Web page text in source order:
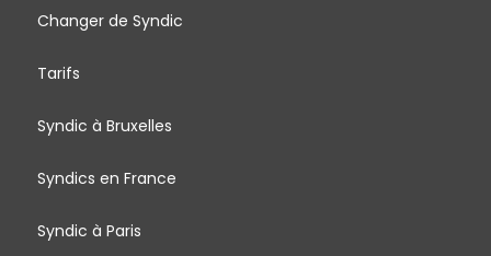
Changer de Syndic
Tarifs
Syndic à Bruxelles
Syndics en France
Syndic à Paris